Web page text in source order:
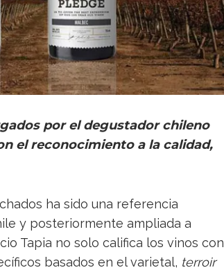
por el degustador chileno
el reconocimiento a la calidad,
ha sido una referencia
y posteriormente ampliada a
Tapia no solo califica los vinos con
basados en el varietal, terroir